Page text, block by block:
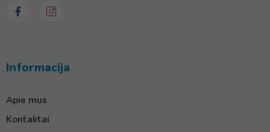
Informacija
Apie mus
Kontaktai